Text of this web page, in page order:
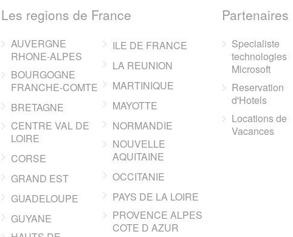
Les regions de France
AUVERGNE
RHONE-ALPES
BOURGOGNE
FRANCHE-COMTE
BRETAGNE
CENTRE VAL DE
LOIRE
CORSE
GRAND EST
GUADELOUPE
GUYANE
ILE DE FRANCE
LA REUNION
MARTINIQUE
MAYOTTE
NORMANDIE
NOUVELLE
AQUITAINE
OCCITANIE
PAYS DE LA LOIRE
PROVENCE ALPES
COTE D AZUR
Partenaires
Specialiste
technologies
Microsoft
Reservation
d'Hotels
Locations de
Vacances